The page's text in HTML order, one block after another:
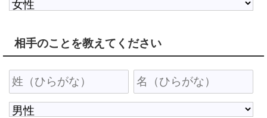
相手のことを教えてください